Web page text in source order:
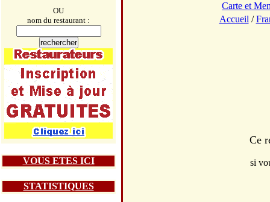
OU
nom du restaurant :
VOUS ETES ICI
STATISTIQUES
Carte et
Accueil /
Ce
si